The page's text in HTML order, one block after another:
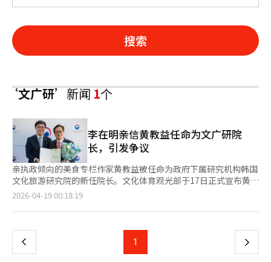
搜索
‘文广研’新闻1个
李在明亲信黄教益任命为文广研院
长，引发争议
亲执政倾向的美食专栏作家黄教益被任命为政府下属研究机构韩国
文化旅游研究院的新任院长。文化体育观光部于17日正式宣布黄教
益的任命，称其具备深刻的洞察力和丰富的现场经验，是引领机构
因“报恩任命”争议而辞去京畿道旅游公司总裁职务的经历提出质
明总统在担任京畿道知事时期的亲信。2021年，他被李总统提名
为京畿道旅游公司总裁候选人，但因在野党的强烈反对和“空降任
2026-04-19 00:18:19
上
页
1 下